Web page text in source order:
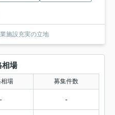
施設充実の立地
相場
場 募集件数
- -